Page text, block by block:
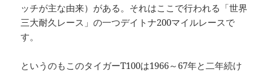
ッチが主な由来）がある。それはここで行われる「世界
三大耐久レース」の一つデイトナ200マイルレースで
す。
というのもこのタイガーT100は1966～67年と二年続け